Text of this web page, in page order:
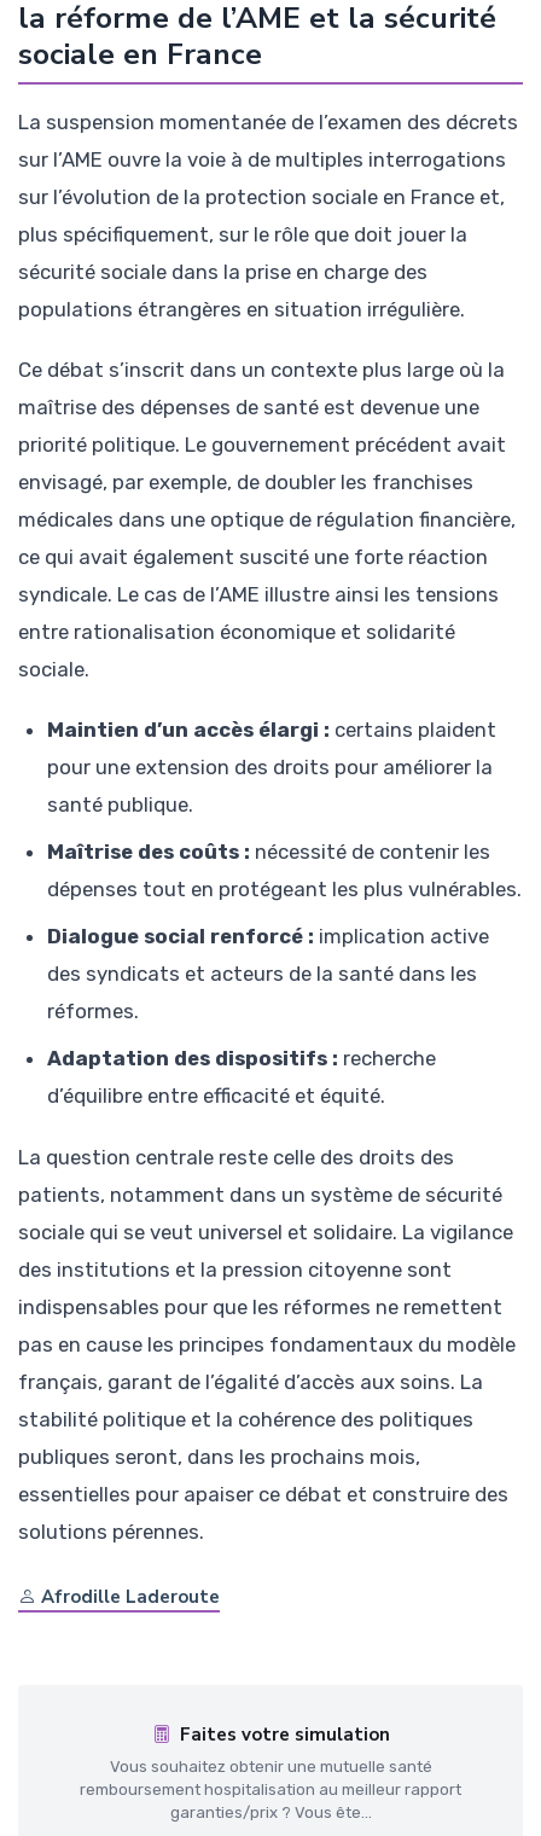
la réforme de l’AME et la sécurité
sociale en France
La suspension momentanée de l’examen des décrets
sur l’AME ouvre la voie à de multiples interrogations
sur l’évolution de la protection sociale en France et,
plus spécifiquement, sur le rôle que doit jouer la
sécurité sociale dans la prise en charge des
populations étrangères en situation irrégulière.
Ce débat s’inscrit dans un contexte plus large où la
maîtrise des dépenses de santé est devenue une
priorité politique. Le gouvernement précédent avait
envisagé, par exemple, de doubler les franchises
médicales dans une optique de régulation financière,
ce qui avait également suscité une forte réaction
syndicale. Le cas de l’AME illustre ainsi les tensions
entre rationalisation économique et solidarité
sociale.
Maintien d’un accès élargi : certains plaident
pour une extension des droits pour améliorer la
santé publique.
Maîtrise des coûts : nécessité de contenir les
dépenses tout en protégeant les plus vulnérables.
Dialogue social renforcé : implication active
des syndicats et acteurs de la santé dans les
réformes.
Adaptation des dispositifs : recherche
d’équilibre entre efficacité et équité.
La question centrale reste celle des droits des
patients, notamment dans un système de sécurité
sociale qui se veut universel et solidaire. La vigilance
des institutions et la pression citoyenne sont
indispensables pour que les réformes ne remettent
pas en cause les principes fondamentaux du modèle
français, garant de l’égalité d’accès aux soins. La
stabilité politique et la cohérence des politiques
publiques seront, dans les prochains mois,
essentielles pour apaiser ce débat et construire des
solutions pérennes.
Afrodille Laderoute
Faites votre simulation
Vous souhaitez obtenir une mutuelle santé
remboursement hospitalisation au meilleur rapport
garanties/prix ? Vous ête...